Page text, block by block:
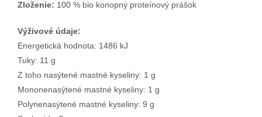
Zloženie: 100 % bio konopný proteínový prášok
Výživové údaje:
Energetická hodnota: 1486 kJ
Tuky: 11 g
Z toho nasýtené mastné kyseliny: 1 g
Mononenasýtené mastné kyseliny: 1 g
Polynenasýtené mastné kyseliny: 9 g